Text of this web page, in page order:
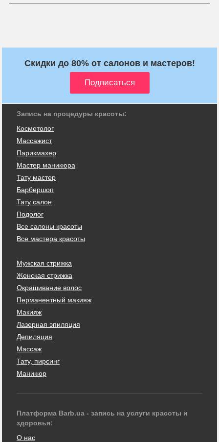
Скидки до 80% от салонов и мастеров!
Запись на процедуры красоты:
Косметолог
Массажист
Парикмахер
Мастер маникюра
Тату мастер
Барбершоп
Тату салон
Подолог
Все салоны красоты
Все мастера красоты
Мужская стрижка
Женская стрижка
Окрашивание волос
Перманентный макияж
Макияж
Лазерная эпиляция
Депиляция
Массаж
Тату, пирсинг
Маникюр
Платформа Barb.ua - запись на услуги красоты и
здоровья:
О нас